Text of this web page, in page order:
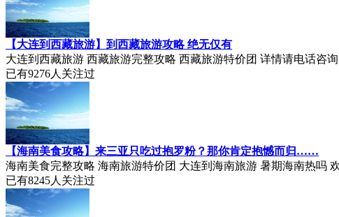
【大连到西藏旅游】到西藏旅游攻略 绝无仅有
大连到西藏旅游 西藏旅游完整攻略 西藏旅游特价团 详情请电话咨询
已有9276人关注过
【海南美食攻略】来三亚只吃过抱罗粉？那你肯定抱憾而归……
海南美食完整攻略 海南旅游特价团 大连到海南旅游 暑期海南热吗
已有8245人关注过